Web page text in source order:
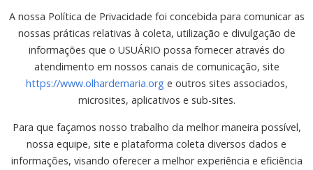
A nossa Política de Privacidade foi concebida para comunicar as
nossas práticas relativas à coleta, utilização e divulgação de
informações que o USUÁRIO possa fornecer através do
atendimento em nossos canais de comunicação, site
https://www.olhardemaria.org e outros sites associados,
microsites, aplicativos e sub-sites.
Para que façamos nosso trabalho da melhor maneira possível,
nossa equipe, site e plataforma coleta diversos dados e
informações, visando oferecer a melhor experiência e eficiência